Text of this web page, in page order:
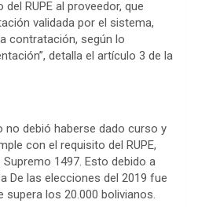
RUPE al proveedor, que
validada por el sistema,
contratación, según lo
detalla el artículo 3 de la
debió haberse dado curso y
con el requisito del RUPE,
1497. Esto debido a
De las elecciones del 2019 fue
supera los 20.000 bolivianos.